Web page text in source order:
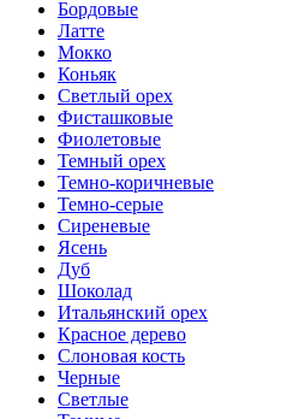
Бордовые
Латте
Мокко
Коньяк
Светлый орех
Фисташковые
Фиолетовые
Темный орех
Темно-коричневые
Темно-серые
Сиреневые
Ясень
Дуб
Шоколад
Итальянский орех
Красное дерево
Слоновая кость
Черные
Светлые